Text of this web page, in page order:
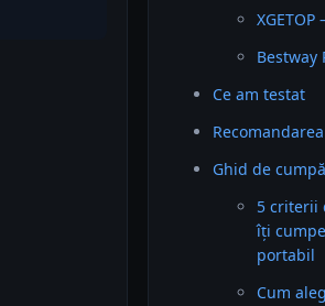
XGETOP
Bestway
Ce am testat
Ghid de
5 criterii
îți
portabil
Cum